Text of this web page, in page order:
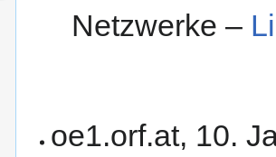
Netzwerke –
oe1.orf.at, 10.